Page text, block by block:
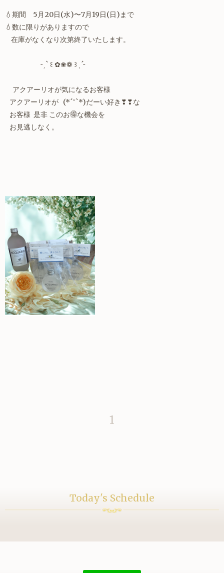
💧期間 5月20日(水)〜7月19日(日)まで
💧数に限りがありますので
在庫がなくなり次第終了いたします。
˗ˏˋ ꒰ ✿❀❁ ꒱ ˎˊ˗
アクアーリオが気になるお客様
アクアーリオが (*´˘`*)だーい好き❣❣な
お客様 是非 このお🉐な機会を
お見逃しなく。
1
Today's Schedule